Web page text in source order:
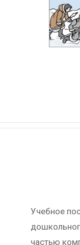
Учебное
частью